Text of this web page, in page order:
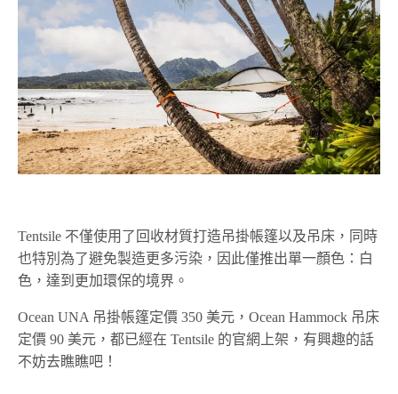
Tentsile 不僅使用了回收材質打造吊掛帳篷以及吊床，同時
也特別為了避免製造更多污染，因此僅推出單一顏色：白
色，達到更加環保的境界。
Ocean UNA 吊掛帳篷定價 350 美元，Ocean Hammock 吊床
定價 90 美元，都已經在 Tentsile 的官網上架，有興趣的話
不妨去瞧瞧吧！